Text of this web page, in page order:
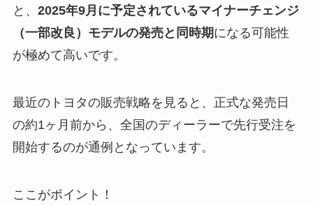
と、 2025年9月に予定されているマイナーチェンジ
（一部改良）モデルの発売と同時期になる可能性
が極めて高いです。
最近のトヨタの販売戦略を見ると、正式な発売日
の約1ヶ月前から、全国のディーラーで先行受注を
開始するのが通例となっています。
ここがポイント！